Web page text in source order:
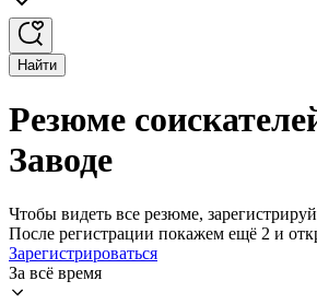
Найти
Резюме
Заводе
Чтобы видеть все резюме,
После регистрации покажем ещё 2 и
Зарегистрироваться
За всё время